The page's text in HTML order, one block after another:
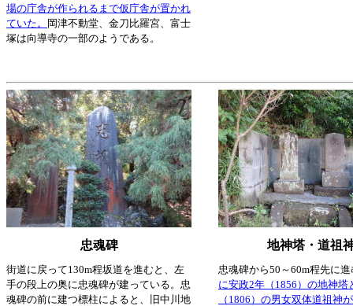
場の庁舎が作られるまで仮庁舎が置かれ
ていた。
岡津不動堂、金刀比羅宮、富士
塚は向導寺の一部のようである。
忠魂碑 地神塔・道祖
街道に戻って130m程坂道を進むと、左
手の段上の奥に忠魂碑が建っている。忠
魂碑の前に建つ標柱によると、旧中川地
忠魂碑から50～60m程先に
に安政2年（1856）の地神塔
（1806）の男女双体道祖神